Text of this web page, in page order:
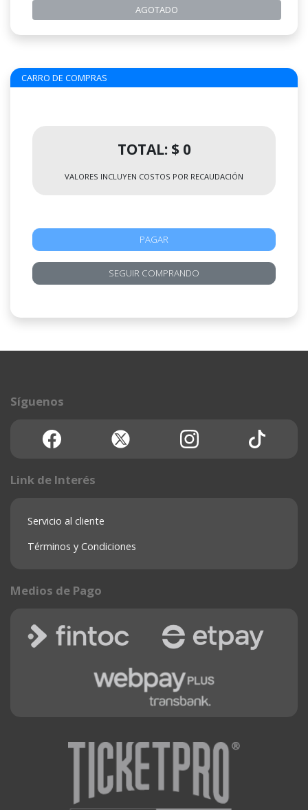
AGOTADO
CARRO DE COMPRAS
TOTAL: $ 0
VALORES INCLUYEN COSTOS POR RECAUDACIÓN
SEGUIR COMPRANDO
PAGAR
Síguenos
Link de Interés
Servicio al cliente
Términos y Condiciones
Medios de Pago